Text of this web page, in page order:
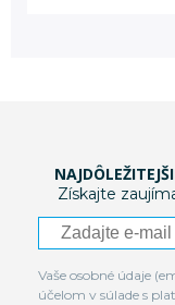
Získajte
Vaše osobné údaje
účelom v súlade s